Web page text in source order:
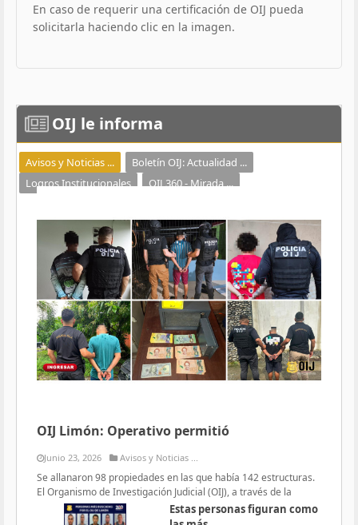
En caso de requerir una certificación de OIJ pueda
solicitarla haciendo clic en la imagen.
OIJ le informa
Avisos y Noticias ...
Boletín OIJ: Actualidad ...
Logros Institucionales
OIJ 360 - Mirada ...
OIJ Limón: Operativo permitió
Junio 23, 2026 Avisos y Noticias ...
Se allanaron 98 propiedades en las que había 142 estructuras.
El Organismo de Investigación Judicial (OIJ), a través de la
Estas personas figuran como